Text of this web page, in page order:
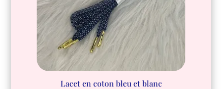
Lacet en coton bleu et blanc